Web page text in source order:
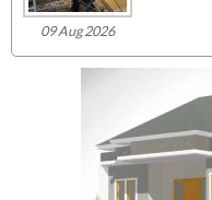
09 Aug 2026